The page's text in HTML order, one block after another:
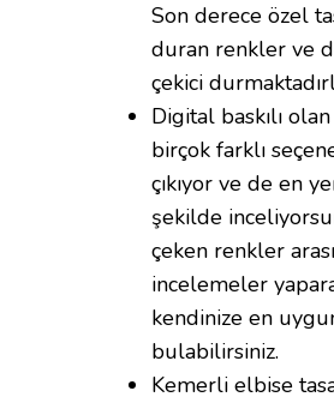
Son derece özel
duran renkler ve
çekici
Digital baskılı
birçok farklı
çıkıyor ve de en
şekilde
çeken renkler
incelemeler
kendinize en
bulabilirsiniz.
Kemerli elbise